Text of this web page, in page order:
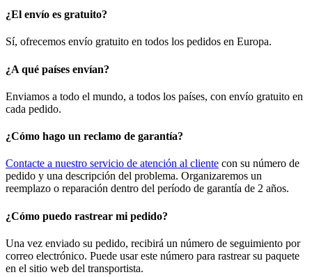
¿El envío es gratuito?
Sí, ofrecemos envío gratuito en todos los pedidos en Europa.
¿A qué países envían?
Enviamos a todo el mundo, a todos los países, con envío gratuito en
cada pedido.
¿Cómo hago un reclamo de garantía?
Contacte a nuestro servicio de atención al cliente con su número de
pedido y una descripción del problema. Organizaremos un
reemplazo o reparación dentro del período de garantía de 2 años.
¿Cómo puedo rastrear mi pedido?
Una vez enviado su pedido, recibirá un número de seguimiento por
correo electrónico. Puede usar este número para rastrear su paquete
en el sitio web del transportista.